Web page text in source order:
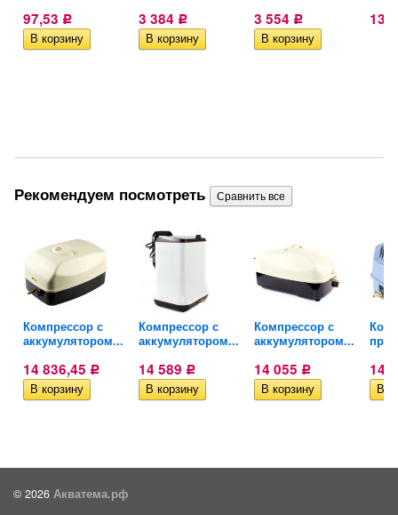
97,53 Р 3 384 Р 3 554 Р 13
Рекомендуем посмотреть
Компрессор с
аккумулятором...
14 836,45 Р
Компрессор с
аккумулятором...
14 589 Р
Компрессор с
аккумулятором...
14 055 Р 14
© 2026 Акватема.рф